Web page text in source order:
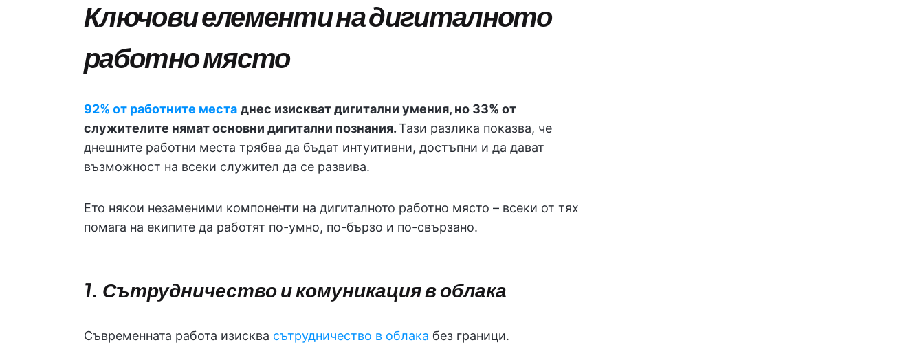
Ключови елементи на дигиталното
работно място
92% от работните места днес изискват дигитални умения, но 33% от
служителите нямат основни дигитални познания.Тази разлика показва, че
днешните работни места трябва да бъдат интуитивни, достъпни и да дават
възможност на всеки служител да се развива.
Ето някои незаменими компоненти на дигиталното работно място – всеки от тях
помага на екипите да работят по-умно, по-бързо и по-свързано.
1. Сътрудничество и комуникация в облака
Съвременната работа изисква сътрудничество в облака без граници.